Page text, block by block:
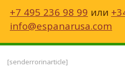
+7 495 236 98 99 или
info@espanarusa.com
[senderrorinarticle]